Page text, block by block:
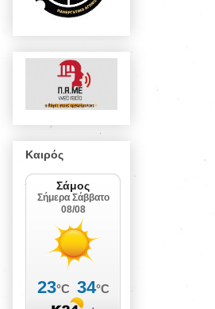
Καιρός